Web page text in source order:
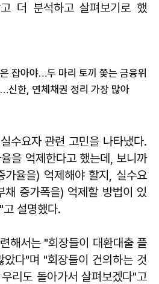
더 분석하고 살펴보기로 했
잡아야…두 마리 토끼 쫓는 금융위
신한, 연체채권 정리 가장 많아
수요자 관련 고민을 나타냈다.
을 억제한다고 했는데, 보니까
가율을) 억제해야 할지, 실수요
채 증가폭을) 억제할 방법이 있
설명했다.
해서는 "회장들이 대환대출 플
다"며 "회장들이 건의하는 것
리도 돌아가서 살펴보겠다"고